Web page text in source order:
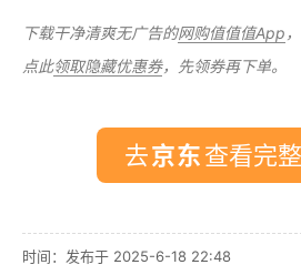
下载干净清爽无广告的网购值值值App
点此领取隐藏优惠券，先领券再下单。
去 查看完
时间：发布于 2025-6-18 22:48